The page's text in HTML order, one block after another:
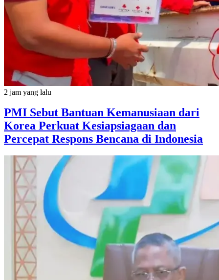
2 jam yang lalu
PMI Sebut Bantuan Kemanusiaan dari
Korea Perkuat Kesiapsiagaan dan
Percepat Respons Bencana di Indonesia